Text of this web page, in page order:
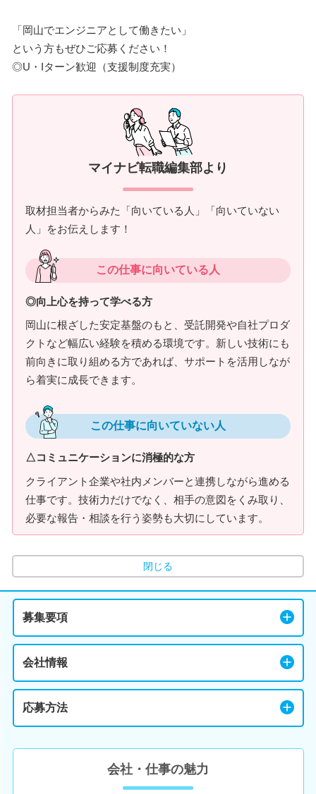
「岡山でエンジニアとして働きたい」
という方もぜひご応募ください！
◎U・Iターン歓迎（支援制度充実）
マイナビ転職編集部より
取材担当者からみた「向いている人」「向いていない
人」をお伝えします！
この仕事に向いている人
◎向上心を持って学べる方
岡山に根ざした安定基盤のもと、受託開発や自社プロダ
クトなど幅広い経験を積める環境です。新しい技術にも
前向きに取り組める方であれば、サポートを活用しなが
ら着実に成長できます。
この仕事に向いていない人
△コミュニケーションに消極的な方
クライアント企業や社内メンバーと連携しながら進める
仕事です。技術力だけでなく、相手の意図をくみ取り、
必要な報告・相談を行う姿勢も大切にしています。
閉じる
募集要項
会社情報
応募方法
会社・仕事の魅力